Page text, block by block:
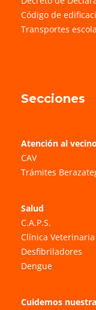
Código de
Transportes
Secciones
Atención al vecino
CAV
Trámites
Salud
C.A.P.S.
Clínica Veterinaria
Desfibriladores
Dengue
Cuidemos